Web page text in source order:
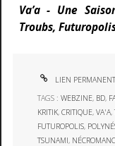
Va’a - Une
Troubs,
LIEN PERMANENT
TAGS :WEBZINE, BD,
KRITIK,CRITIQUE,VA'A,
FUTUROPOLIS,
TSUNAMI,